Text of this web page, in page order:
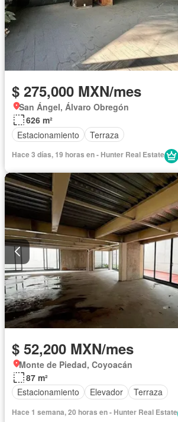
$ 275,000 MXN/mes
San Ángel, Álvaro Obregón
626 m²
Estacionamiento
Terraza
Hace 3 días, 19 horas en - Hunter Real Estate
$ 52,200 MXN/mes
Monte de Piedad, Coyoacán
87 m²
Estacionamiento
Elevador Terraza
Hace 1 semana, 20 horas en - Hunter Real Estate